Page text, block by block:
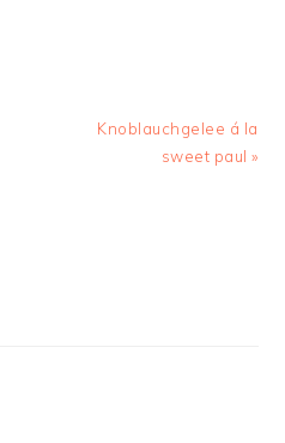
Nächster
Knoblauchgelee á la
sweet paul »